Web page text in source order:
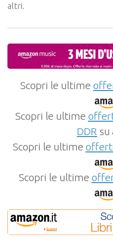
altri.
Scopri le ultime
Scopri le ultime
DDR su
Scopri le ultime
Scopri le ultime